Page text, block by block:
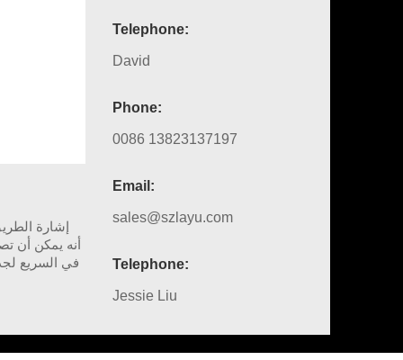
في السريع
Telephone:
David
Phone:
0086 13823137197
Email:
sales@szlayu.com
Telephone:
Jessie Liu